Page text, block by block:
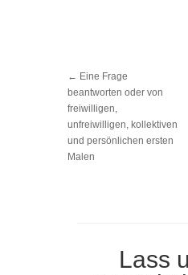
← Eine Frage
beantworten oder von
freiwilligen,
unfreiwilligen, kollektiven
und persönlichen ersten
Malen
Lass